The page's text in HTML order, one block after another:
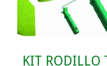
KIT RODILLO